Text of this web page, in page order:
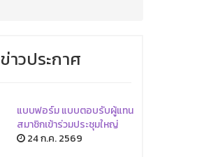
ข่าวประกาศ
แบบฟอร์ม แบบตอบรับผู้แทน
สมาชิกเข้าร่วมประชุมใหญ่
24 ก.ค. 2569